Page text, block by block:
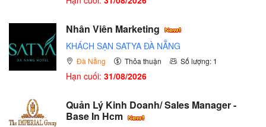
Nhân Viên Marketing
KHÁCH SẠN SATYA ĐÀ NẴNG
Đà Nẵng Thỏa thuận Số lượng: 1
Hạn cuối: 31/08/2026
Quản Lý Kinh Doanh/ Sales Manager -
Base In Hcm